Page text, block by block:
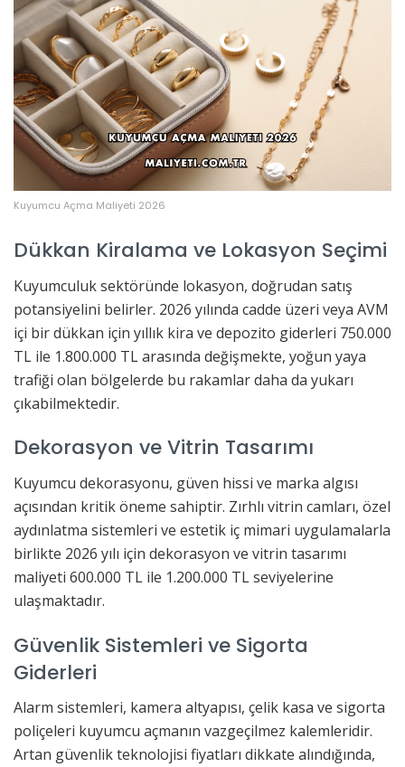
Kuyumcu Açma Maliyeti 2026
Dükkan Kiralama ve Lokasyon Seçimi
Kuyumculuk sektöründe lokasyon, doğrudan satış
potansiyelini belirler. 2026 yılında cadde üzeri veya AVM
içi bir dükkan için yıllık kira ve depozito giderleri 750.000
TL ile 1.800.000 TL arasında değişmekte, yoğun yaya
trafiği olan bölgelerde bu rakamlar daha da yukarı
çıkabilmektedir.
Dekorasyon ve Vitrin Tasarımı
Kuyumcu dekorasyonu, güven hissi ve marka algısı
açısından kritik öneme sahiptir. Zırhlı vitrin camları, özel
aydınlatma sistemleri ve estetik iç mimari uygulamalarla
birlikte 2026 yılı için dekorasyon ve vitrin tasarımı
maliyeti 600.000 TL ile 1.200.000 TL seviyelerine
ulaşmaktadır.
Güvenlik Sistemleri ve Sigorta
Giderleri
Alarm sistemleri, kamera altyapısı, çelik kasa ve sigorta
poliçeleri kuyumcu açmanın vazgeçilmez kalemleridir.
Artan güvenlik teknolojisi fiyatları dikkate alındığında,